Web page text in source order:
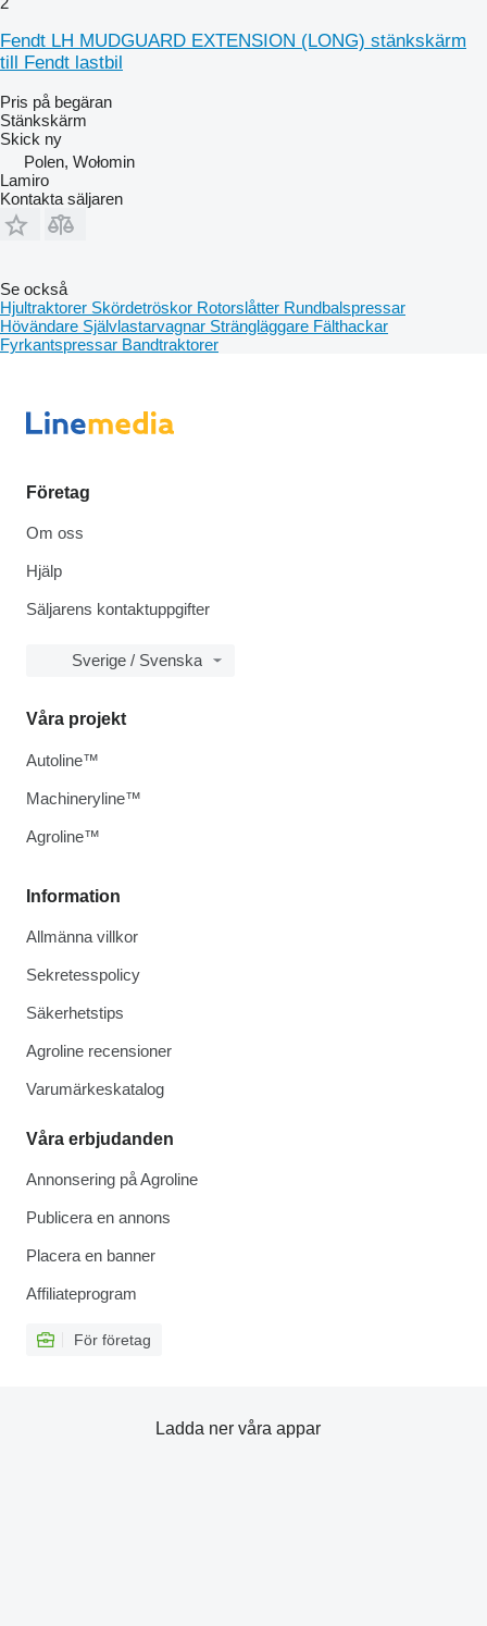
Fendt LH MUDGUARD EXTENSION (LONG) stänkskärm
till Fendt lastbil
Pris på begäran
Stänkskärm
Skick ny
Polen, Wołomin
Lamiro
Kontakta säljaren
Se också
Hjultraktorer Skördetröskor Rotorslåtter Rundbalspressar
Hövändare Självlastarvagnar Strängläggare Fälthackar
Fyrkantspressar Bandtraktorer
Företag
Om oss
Hjälp
Säljarens kontaktuppgifter
Sverige / Svenska
Information
Allmänna villkor
Sekretesspolicy
Säkerhetstips
Agroline recensioner
Varumärkeskatalog
Våra erbjudanden
Annonsering på Agroline
Publicera en annons
Placera en banner
Affiliateprogram
För företag
Våra projekt
Autoline™
Machineryline™
Agroline™
Ladda ner våra appar